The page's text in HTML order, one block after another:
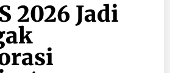
2026 Jadi